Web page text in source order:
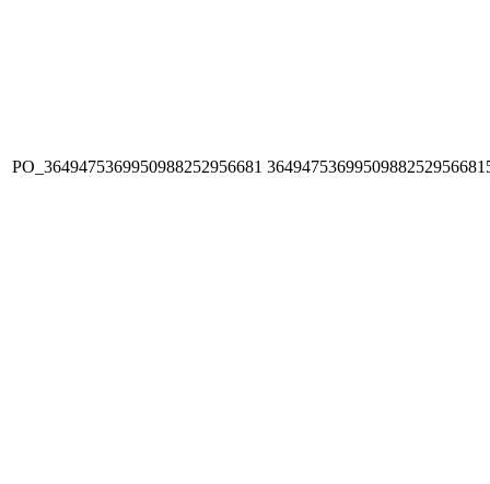
PO_3649475369950988252956681